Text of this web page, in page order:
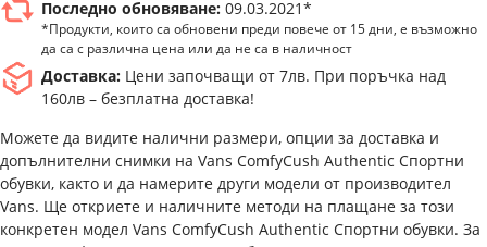
Последно обновяване: 09.03.2021*
*Продукти, които са обновени преди повече от 15 дни, е възможно
да са с различна цена или да не са в наличност
Доставка: Цени започващи от 7лв. При поръчка над
160лв – безплатна доставка!
Можете да видите налични размери, опции за доставка и
допълнителни снимки на Vans ComfyCush Authentic Спортни
обувки, както и да намерите други модели от производител
Vans. Ще откриете и наличните методи на плащане за този
конкретен модел Vans ComfyCush Authentic Спортни обувки. За